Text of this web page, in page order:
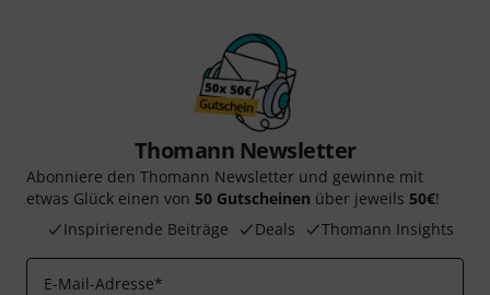
Thomann Newsletter
Abonniere den Thomann Newsletter und gewinne mit
etwas Glück einen von 50 Gutscheinen über jeweils 50€!
Inspirierende Beiträge
Deals Thomann Insights
E-Mail-Adresse*